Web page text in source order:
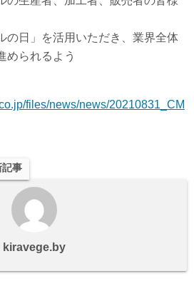
の日」を活用いただき、業界全体
められるよう
files/news/news/20210831_CM
記事
kiravege.by